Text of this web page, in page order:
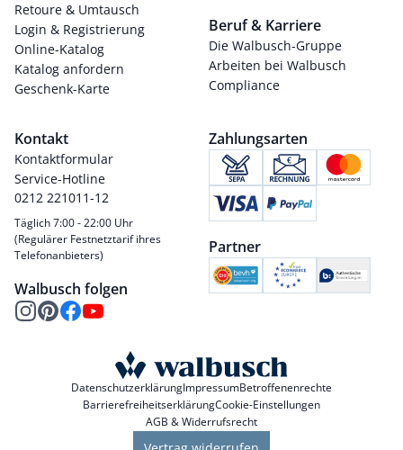
Retoure & Umtausch
Login & Registrierung
Online-Katalog
Katalog anfordern
Geschenk-Karte
Beruf & Karriere
Die Walbusch-Gruppe
Arbeiten bei Walbusch
Compliance
Kontakt
Kontaktformular
Service-Hotline
0212 221011-12
Täglich 7:00 - 22:00 Uhr
(Regulärer Festnetztarif ihres
Telefonanbieters)
Walbusch folgen
Zahlungsarten
Partner
DatenschutzerklärungImpressumBetroffenenrechte
BarrierefreiheitserklärungCookie-Einstellungen
AGB & Widerrufsrecht